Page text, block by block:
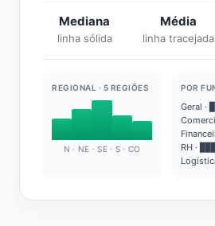
Mediana
linha sólida
Média
linha tracejada
REGIONAL · 5 REGIÕES
N · NE · SE · S · CO
POR
Geral ·
RH ·